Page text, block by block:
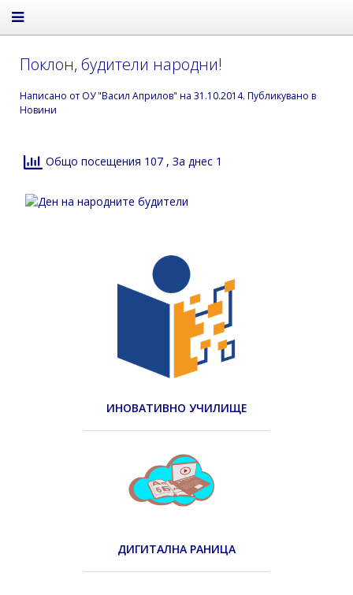
Поклон, будители народни!
Написано от ОУ "Васил Априлов" на 31.10.2014. Публикувано в
Новини
Общо посещения 107 , За днес 1
ИНОВАТИВНО УЧИЛИЩЕ
ДИГИТАЛНА РАНИЦА